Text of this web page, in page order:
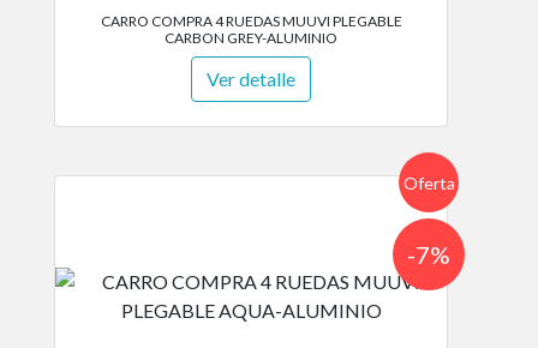
CARRO COMPRA 4 RUEDAS MUUVI PLEGABLE
CARBON GREY-ALUMINIO
Ver detalle
Oferta
-7%